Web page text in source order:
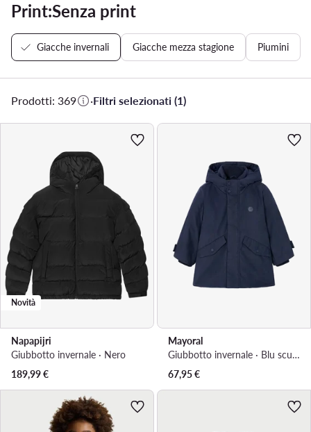
Print:Senza print
Giacche invernali Giacche mezza stagione Piumini
Prodotti: 369 ·Filtri selezionati (1)
Novità
Napapijri
Giubbotto invernale · Nero
189,99€
Mayoral
Giubbotto invernale · Blu scuro
67,95€